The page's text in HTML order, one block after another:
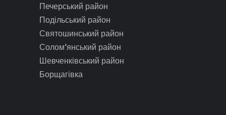
Печерський район
Подільський район
Святошинський район
Солом’янський район
Шевченківський район
Борщагівка